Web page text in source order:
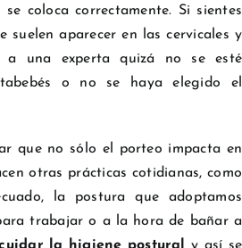
coloca correctamente. Si sientes
suelen aparecer en las cervicales y
a una experta quizá no se esté
o no se haya elegido el
que no sólo el porteo impacta en
otras prácticas cotidianas, como
la postura que adoptamos
trabajar o a la hora de bañar a
la higiene postural
y así se